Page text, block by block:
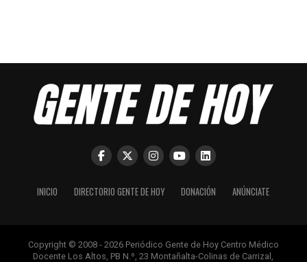
INICIO DIRECTORIO GENTE DE HOY DONACIÓN ANÚNCIATE
Copyright © 2008 - 2026 Periódico Gente de Hoy Centro Médico
Docente Los Altos, PB N.º, 23 Montañalta-Colinas de Carrizal,